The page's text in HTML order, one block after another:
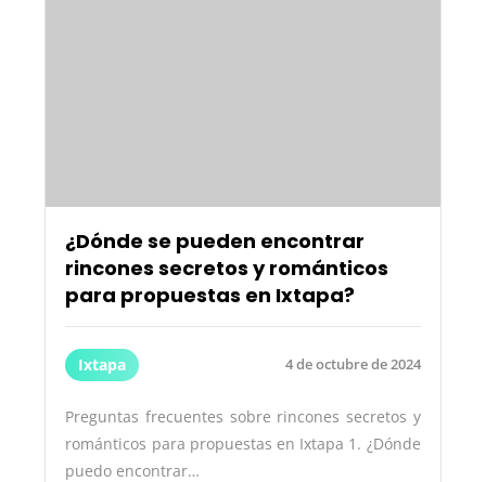
¿Dónde se pueden encontrar
rincones secretos y románticos
para propuestas en Ixtapa?
Ixtapa 4 de octubre de 2024
Preguntas frecuentes sobre rincones secretos y
románticos para propuestas en Ixtapa 1. ¿Dónde
puedo encontrar…